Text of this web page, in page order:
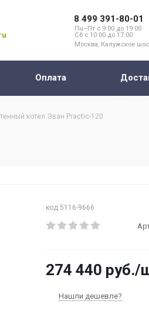
8 499 391-80-01
Пн–Пт с 9:00 до 19:00
Сб с 10:00 до 17:00
Москва, Калужское
Оплата
котел Эван Practic-120
код 5116-9666
274 440 руб./
Нашли дешевле?